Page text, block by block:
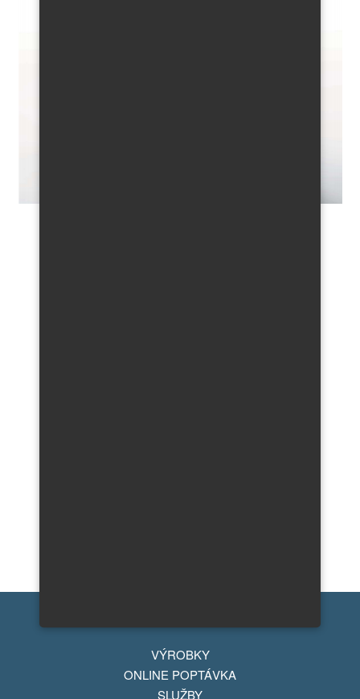
VÝROBKY
ONLINE POPTÁVKA
SLUŽBY